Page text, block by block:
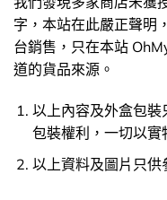
字，本站在此嚴正聲明
台銷售，只在本站
道的貨品來源。
以上內容及外盒包
包裝權利，一切以實
以上資料及圖片只